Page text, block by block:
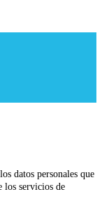
datos personales que
los servicios de